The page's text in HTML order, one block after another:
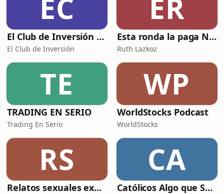
EC
El Club de Inversión podcast
El Club de Inversión
ER
Esta ronda la paga Newton
Ruth Lazkoz
TE
TRADING EN SERIO
Trading En Serio
WP
WorldStocks Podcast
WorldStocks
RS
Relatos sexuales explícitos
CA
Católicos Algo que Saber